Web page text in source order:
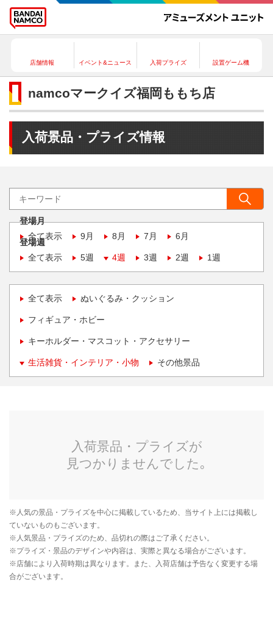
店舗情報 イベント&ニュース 入荷プライズ 設置ゲーム機
namcoマークイズ福岡ももち店
入荷景品・プライズ情報
登場月
全て表示
9月 8月 7月 6月
登場週
全て表示
5週 4週 3週 2週 1週
全て表示 ぬいぐるみ・クッション
フィギュア・ホビー
キーホルダー・マスコット・アクセサリー
生活雑貨・インテリア・小物 その他景品